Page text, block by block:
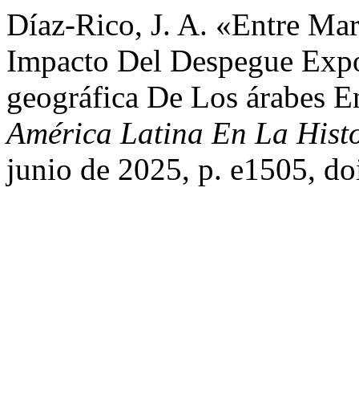
Díaz-Rico, J. A. «Entre
Impacto Del Despegue
geográfica De Los árabes
América Latina En La
junio de 2025, p. e1505,